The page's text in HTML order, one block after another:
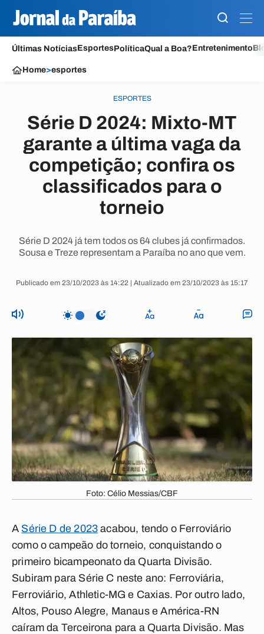
Últimas NotíciasEsportesPolíticaQual a Boa?Entretenimento
Home>esportes
ESPORTES
Série D 2024: Mixto-MT
garante a última vaga da
competição; confira os
classificados para o
torneio
Série D 2024 já tem todos os 64 clubes já confirmados.
Sousa e Treze representam a Paraíba no ano que vem.
Publicado em 23/10/2023 às 14:22 | Atualizado em 23/10/2023 às 15:17
Foto: Célio Messias/CBF
A Série D de 2023 acabou, tendo o Ferroviário
como o campeão do torneio, conquistando o
primeiro bicampeonato da Quarta Divisão.
Subiram para Série C neste ano: Ferroviária,
Ferroviário, Athletic-MG e Caxias. Por outro lado,
Altos, Pouso Alegre, Manaus e América-RN
caíram da Terceirona para a Quarta Divisão. Mas